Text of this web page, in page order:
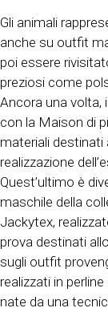
Gli animali
anche su outfit
poi essere
preziosi come
Ancora una volta,
con la Maison di
materiali destinati
realizzazione
Quest’ultimo è
maschile della
Jackytex,
prova destinati
sugli outfit
realizzati in
nate da una